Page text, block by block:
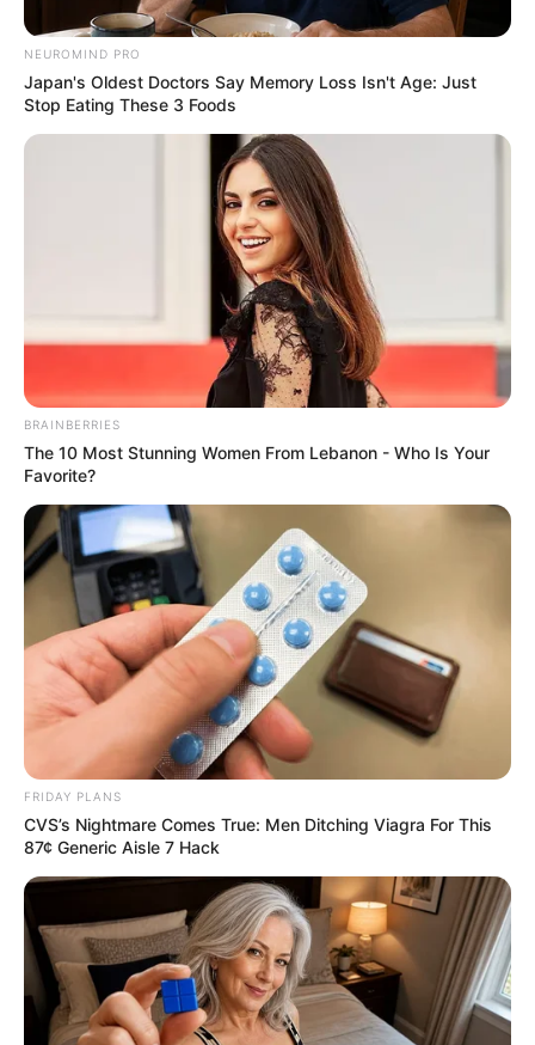
Posted
in
Friss hírek
Megtörténik, ami eddig csak
egyszer! Holnap találkoznia kell
Orbán Viktornak Magyar
Péterrel. Elkerülhetetlen!
May 29, 2026
NEUROMIND PRO
Japan's Oldest Doctors Say Memory Loss Isn't Age: Just
Stop Eating These 3 Foods
BRAINBERRIES
The 10 Most Stunning Women From Lebanon - Who Is Your
Favorite?
FRIDAY PLANS
CVS’s Nightmare Comes True: Men Ditching Viagra For This
87¢ Generic Aisle 7 Hack